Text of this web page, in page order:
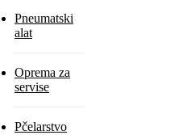
Pneumatski
alat
Oprema za
servise
Pčelarstvo